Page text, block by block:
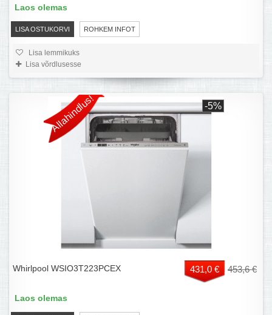
LISA OSTUKORVI ROHKEM INFOT
Laos olemas
Lisa lemmikuks
Lisa võrdlusesse
Allahindlus! -5%
Whirlpool WSIO3T223PCEX 431,0 € 453,6 €
Laos olemas